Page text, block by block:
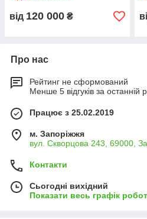
від 120 000 ₴
Про нас
Рейтинг не сформований
Менше 5 відгуків за останній
Працює з 25.02.2019
м. Запоріжжя
вул. Скворцова 243, 69000,
Контакти
Сьогодні вихідний
Показати весь графік